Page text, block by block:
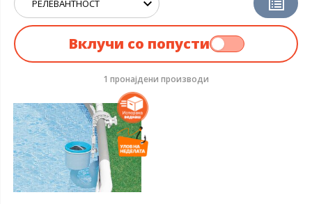
Вклучи со попусти
1 пронајдени производи